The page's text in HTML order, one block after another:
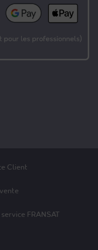
Client
FRANSAT